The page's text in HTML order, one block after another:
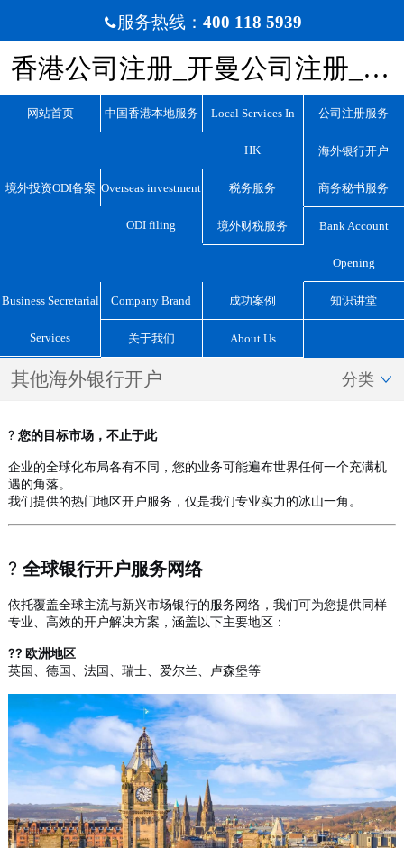
服务热线： 400 118 5939
香港公司注册_开曼公司注册_BVI公司注册_离岸公司注册_宏源国际咨询
网站首页 中国香港本地服务 Local Services In
HK
公司注册服务
海外银行开户
境外投资ODI备案 Overseas investment
ODI filing
税务服务 商务秘书服务
境外财税服务 Bank Account
Opening
Business Secretarial
Services
Company Brand 成功案例 知识讲堂
关于我们 About Us
其他海外银行开户 分类 
? 您的目标市场，不止于此
企业的全球化布局各有不同，您的业务可能遍布世界任何一个充满机
遇的角落。
我们提供的热门地区开户服务，仅是我们专业实力的冰山一角。
?️ 全球银行开户服务网络
依托覆盖全球主流与新兴市场银行的服务网络，我们可为您提供同样
专业、高效的开户解决方案，涵盖以下主要地区：
?? 欧洲地区
英国、德国、法国、瑞士、爱尔兰、卢森堡等